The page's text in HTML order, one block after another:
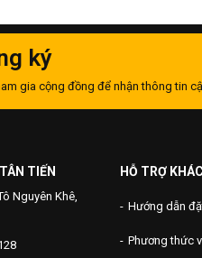
ký
gia cộng đồng để nhận thông tin
TIẾN
Nguyên Khê,
HỖ TRỢ
Hướng dẫn
Phương thức